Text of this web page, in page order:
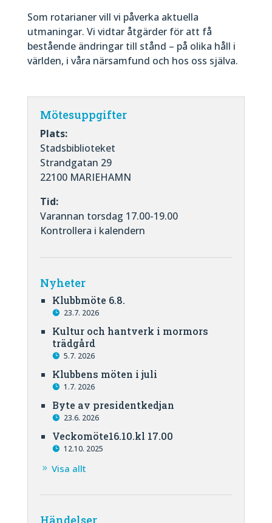
Som rotarianer vill vi påverka aktuella
utmaningar. Vi vidtar åtgärder för att få
bestående ändringar till stånd – på olika håll i
världen, i våra närsamfund och hos oss själva.
Mötesuppgifter
Plats:
Stadsbiblioteket
Strandgatan 29
22100 MARIEHAMN
Tid:
Varannan torsdag 17.00-19.00
Kontrollera i kalendern
Nyheter
Klubbmöte 6.8.
23.7. 2026
Kultur och hantverk i mormors
trädgård
5.7. 2026
Klubbens möten i juli
1.7. 2026
Byte av presidentkedjan
23.6. 2026
Veckomöte16.10.kl 17.00
12.10. 2025
Visa allt
Händelser